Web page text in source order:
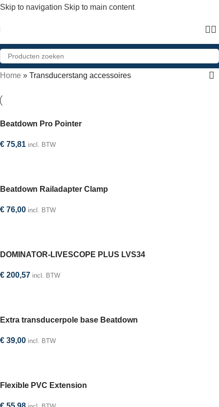
Skip to navigation Skip to main content
Home » Transducerstang accessoires
Beatdown Pro Pointer
€ 75,81 incl. BTW
Beatdown Railadapter Clamp
€ 76,00 incl. BTW
DOMINATOR-LIVESCOPE PLUS LVS34
€ 200,57 incl. BTW
Extra transducerpole base Beatdown
€ 39,00 incl. BTW
Flexible PVC Extension